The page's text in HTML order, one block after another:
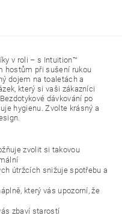
v roli – s Intuition™
hostům při sušení rukou
dojem na toaletách a
který si vaši zákazníci
dávkování po
hygienu. Zvolte krásný a
zvolit si takovou
útržcích snižuje spotřebu a
který vás upozorní, že
zbaví starostí